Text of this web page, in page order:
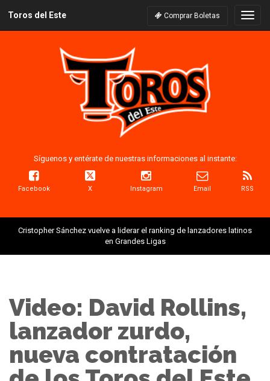
Toros del Este Comprar Boletas
Síguenos y entérate de nuestras informaciones al instante:
Facebook X Instagram Email RSS
Cristopher Sánchez vuelve a liderar el ranking de lanzadores latinos
en Grandes Ligas
Video: David Rollins,
lanzador zurdo,
nueva contratación